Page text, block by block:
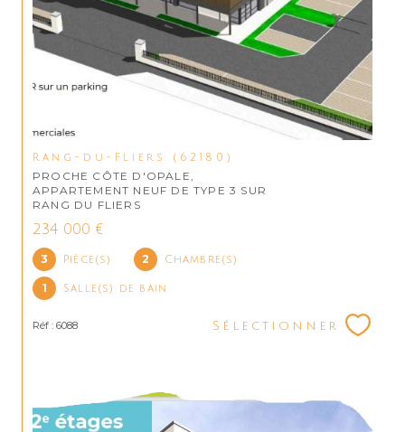
Rang-du-Fliers (62180)
PROCHE CÔTE D'OPALE,
APPARTEMENT NEUF DE TYPE 3 SUR
RANG DU FLIERS
234 000 €
3 Pièce(s) 2 Chambre(s)
1 Salle(s) de bain
Réf : 6088 Sélectionner